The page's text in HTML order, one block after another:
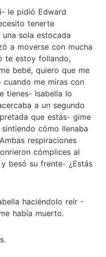
le pidió Edward
tenerte
sola estocada
a moverse con mucha
te estoy follando,
bebé, quiero que me
cuando me miras con
tienes- Isabella lo
a un segundo
que estás- gime
cómo llenaba
respiraciones
cómplices al
besó su frente- ¿Estás
haciéndolo reír -
había muerto.